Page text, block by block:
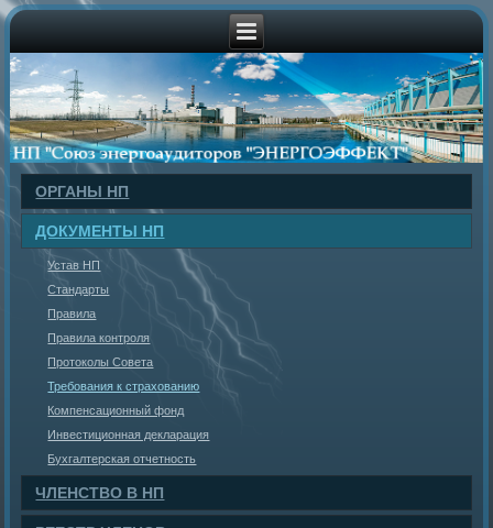
ОРГАНЫ НП
ДОКУМЕНТЫ НП
Устав НП
Стандарты
Правила
Правила контроля
Протоколы Совета
Требования к страхованию
Компенсационный фонд
Инвестиционная декларация
Бухгалтерская отчетность
ЧЛЕНСТВО В НП